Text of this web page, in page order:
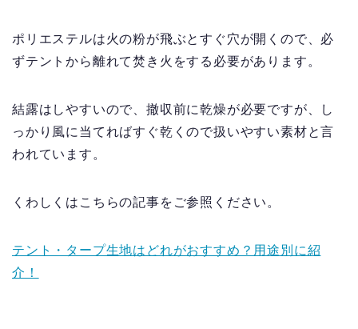
ポリエステルは火の粉が飛ぶとすぐ穴が開くので、必
ずテントから離れて焚き火をする必要があります。
結露はしやすいので、撤収前に乾燥が必要ですが、し
っかり風に当てればすぐ乾くので扱いやすい素材と言
われています。
くわしくはこちらの記事をご参照ください。
テント・タープ生地はどれがおすすめ？用途別に紹
介！